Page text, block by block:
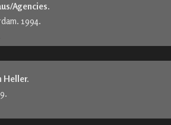
Agencies.
1994.
Heller.